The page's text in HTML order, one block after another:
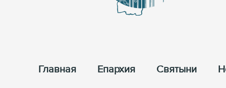
Главная Епархия Cвятыни